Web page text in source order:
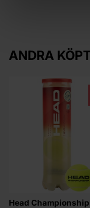
ANDRA
Head Championship